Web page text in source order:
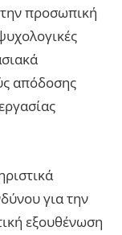
προσωπική
απόδοσης
για την
εξουθένωση